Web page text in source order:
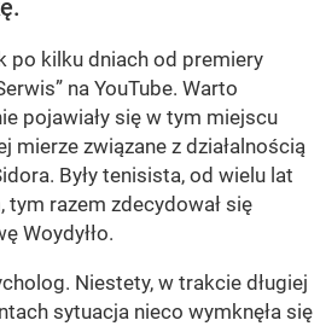
po kilku dniach od premiery
na YouTube. Warto
pojawiały się w tym miejscu
mierze związane z działalnością
Były tenisista, od wielu lat
tym razem zdecydował się
Woydyłło.
Niestety, w trakcie długiej
sytuacja nieco wymknęła się